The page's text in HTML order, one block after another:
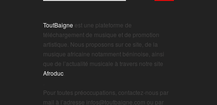
ToutBaigne est une plateforme de
téléchargement de musique et de promotion
artistique. Nous proposons sur ce site, de la
musique africaine notamment béninoise, ainsi
que de l’actualité musicale à travers notre site
Afroduc
Pour toutes préoccupations, contactez-nous par
mail à l’adresse infos@toutbaigne.com ou par